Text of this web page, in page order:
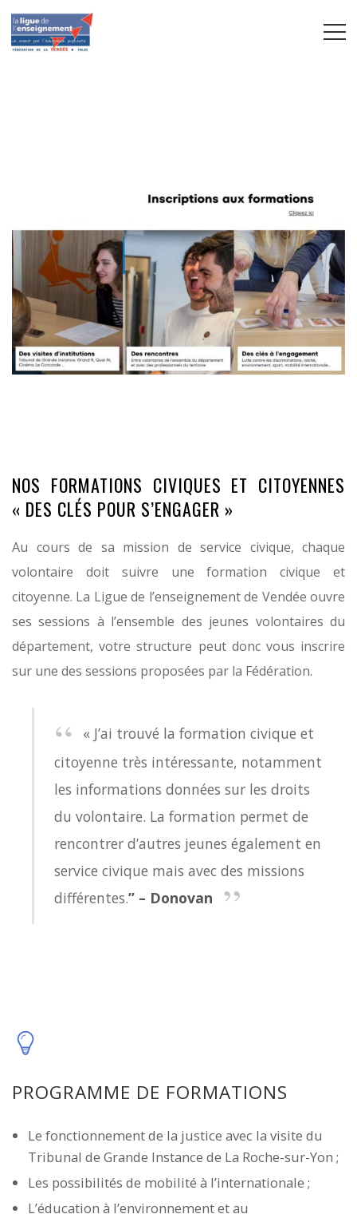
NOS FORMATIONS CIVIQUES ET CITOYENNES
« DES CLÉS POUR S’ENGAGER »
Au cours de sa mission de service civique, chaque
volontaire doit suivre une formation civique et
citoyenne. La Ligue de l’enseignement de Vendée ouvre
ses sessions à l’ensemble des jeunes volontaires du
département, votre structure peut donc vous inscrire
sur une des sessions proposées par la Fédération.
« J’ai trouvé la formation civique et
citoyenne très intéressante, notamment
les informations données sur les droits
du volontaire. La formation permet de
rencontrer d’autres jeunes également en
service civique mais avec des missions
différentes.” – Donovan
PROGRAMME DE FORMATIONS
Le fonctionnement de la justice avec la visite du
Tribunal de Grande Instance de La Roche-sur-Yon ;
Les possibilités de mobilité à l’internationale ;
L’éducation à l’environnement et au